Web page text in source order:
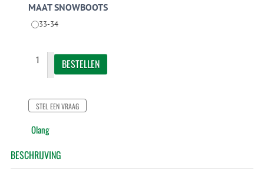
MAAT SNOWBOOTS
33-34
STEL EEN VRAAG
Olang
BESCHRIJVING